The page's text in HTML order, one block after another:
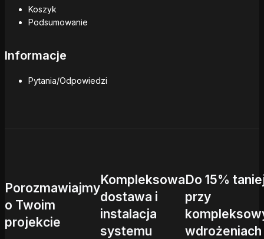
Koszyk
Podsumowanie
Informacje
Pytania/Odpowiedzi
Porozmawiajmy
o Twoim
projekcie
Kompleksowa
dostawa i
instalacja
systemu
Do 15%
przy
wdrożeniach